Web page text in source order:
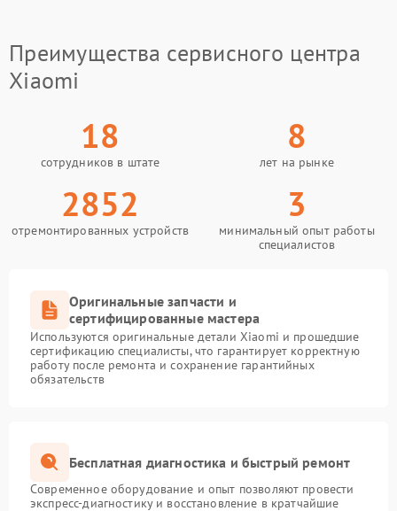
Преимущества сервисного центра
Xiaomi
18
сотрудников в штате
8
лет на рынке
2852
отремонтированных устройств
3
минимальный опыт работы
специалистов
Оригинальные запчасти и
сертифицированные мастера
Используются оригинальные детали Xiaomi и прошедшие
сертификацию специалисты, что гарантирует корректную
работу после ремонта и сохранение гарантийных
обязательств
Бесплатная диагностика и быстрый ремонт
Современное оборудование и опыт позволяют провести
экспресс-диагностику и восстановление в кратчайшие